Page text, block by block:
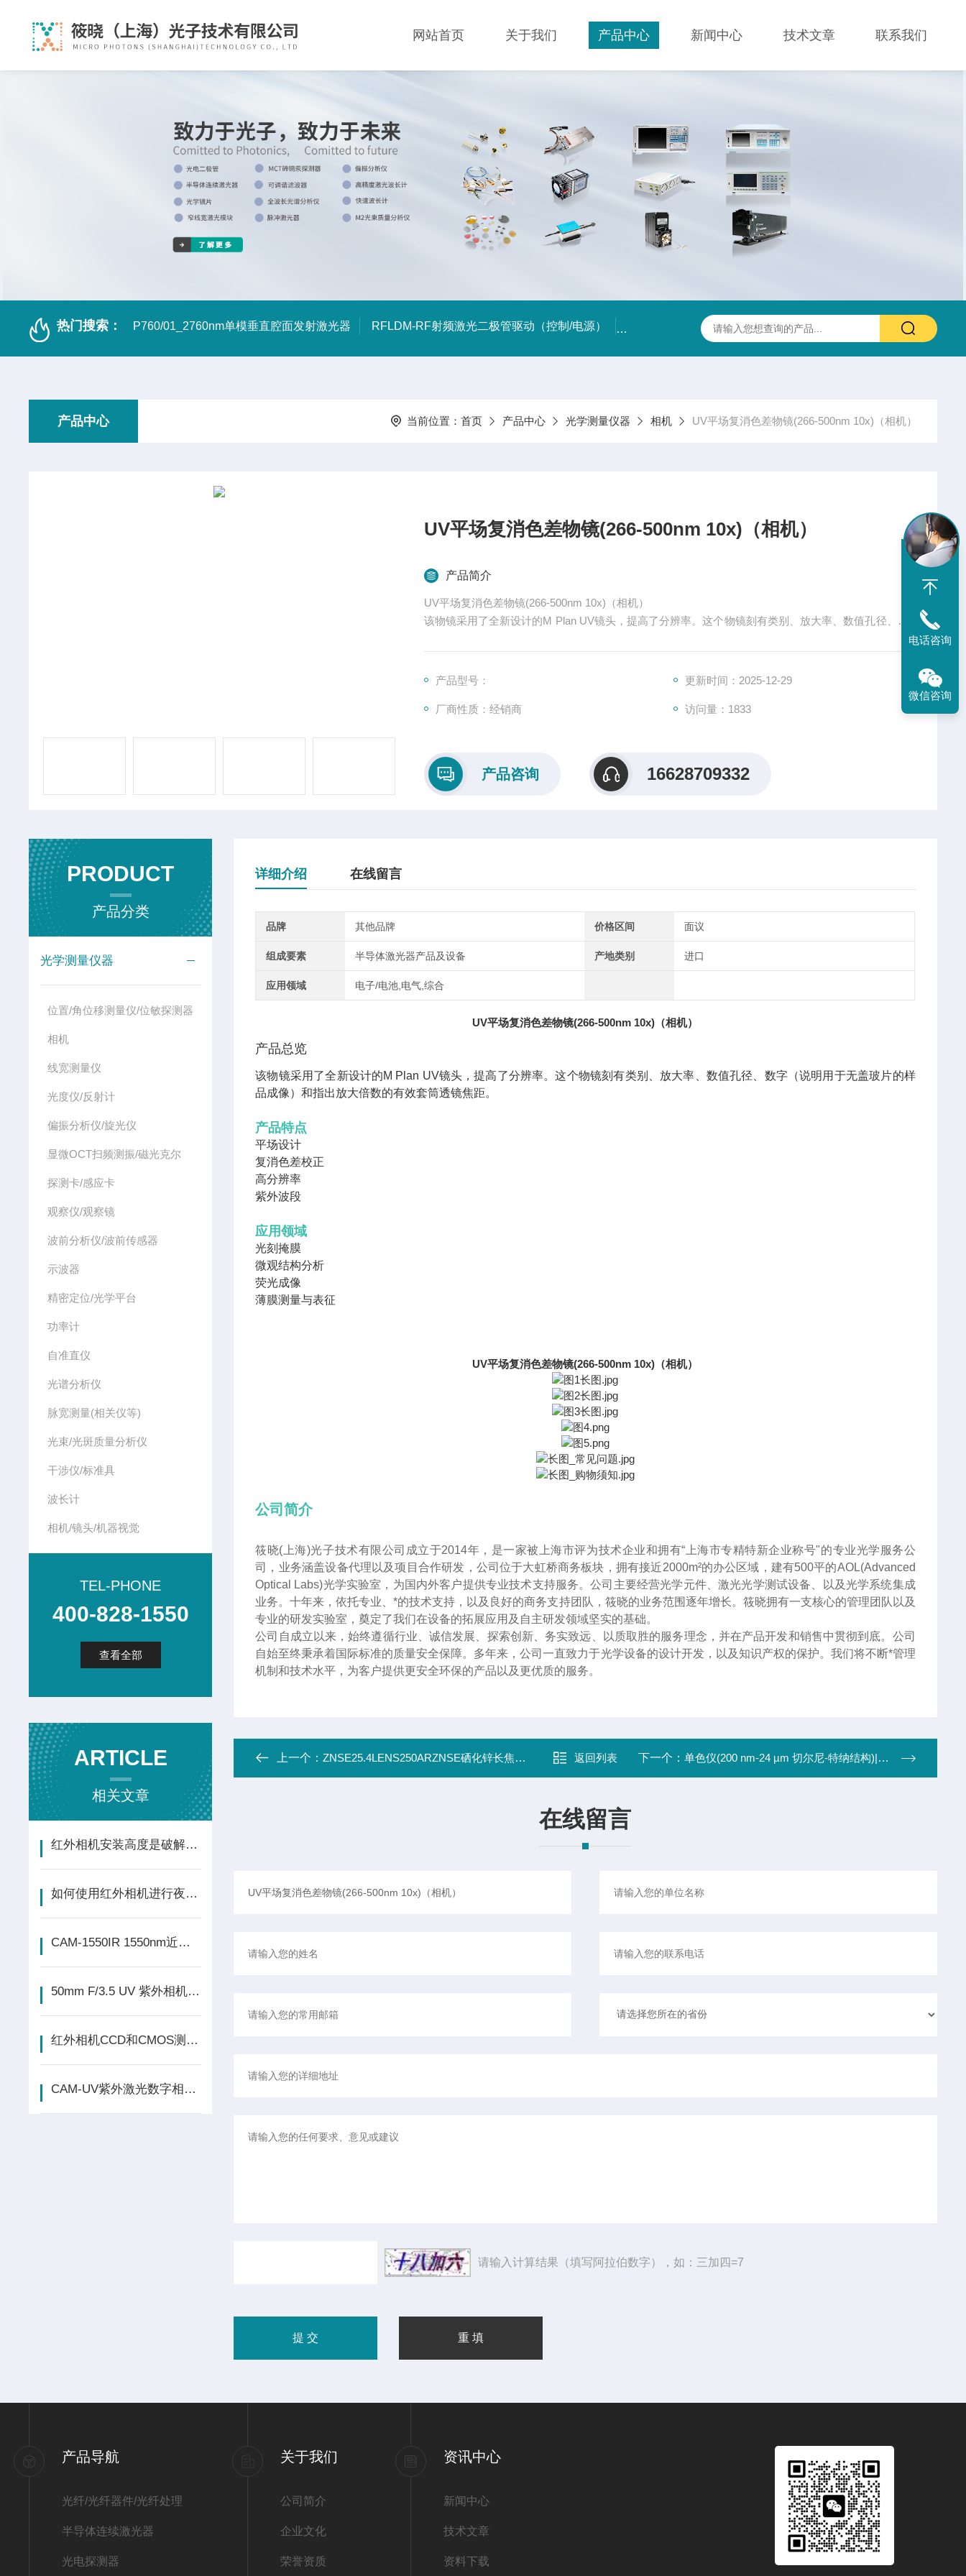
网站首页 关于我们 产品中心 新闻中心 技术文章 联系我们
热门搜索： P760/01_2760nm单模垂直腔面发射激光器 RFLDM-RF射频激光二极管驱动（控制/电源） IR抛光硫化锌(ZnS)多光谱(透明)窗片 0.37-13.5um 25.4X3.0mm（
产品中心 当前位置： 首页 产品中心 光学测量仪器 相机 UV平场复消色差物镜(266-500nm 10x)（相机）
UV平场复消色差物镜(266-500nm 10x)（相机）
产品简介
UV平场复消色差物镜(266-500nm 10x)（相机）
该物镜采用了全新设计的M Plan UV镜头，提高了分辨率。这个物镜刻有类别、放大率、数值孔径、数
产品型号： 更新时间：2025-12-29
厂商性质：经销商 访问量：1833
产品咨询 16628709332
PRODUCT
产品分类
光学测量仪器
位置/角位移测量仪/位敏探测器
相机
线宽测量仪
光度仪/反射计
偏振分析仪/旋光仪
显微OCT扫频测振/磁光克尔
探测卡/感应卡
观察仪/观察镜
波前分析仪/波前传感器
示波器
精密定位/光学平台
功率计
自准直仪
光谱分析仪
脉宽测量(相关仪等)
光束/光斑质量分析仪
干涉仪/标准具
波长计
相机/镜头/机器视觉
TEL-PHONE
400-828-1550
查看全部
ARTICLE
相关文章
红外相机安装高度是破解野生动物监测的黄金法则
如何使用红外相机进行夜间野生动物观察？
CAM-1550IR 1550nm近红外低成本相机 - 筱晓光子新品
50mm F/3.5 UV 紫外相机镜头 参数及透射曲线
红外相机CCD和CMOS测试效果比较
CAM-UV紫外激光数字相机 实验室测试报告
详细介绍 在线留言
品牌 其他品牌 价格区间 面议
组成要素 半导体激光器产品及设备 产地类别 进口
应用领域 电子/电池,电气,综合
UV平场复消色差物镜(266-500nm 10x)（相机）
产品总览
该物镜采用了全新设计的M Plan UV镜头，提高了分辨率。这个物镜刻有类别、放大率、数值孔径、数字（说明用于无盖玻片的样
品成像）和指出放大倍数的有效套筒透镜焦距。
产品特点
平场设计
复消色差校正
高分辨率
紫外波段
应用领域
光刻掩膜
微观结构分析
荧光成像
薄膜测量与表征
UV平场复消色差物镜(266-500nm 10x)（相机）
公司简介
筱晓(上海)光子技术有限公司成立于2014年 ， 是一家被上海市评为技术企业和拥有“上海市专精特新企业称号"的专业光学服务公
司，业务涵盖设备代理以及项目合作研发，公司位于大虹桥商务板块，拥有接近2000m²的办公区域，建有500平的AOL(Advanced
Optical Labs)光学实验室，为国内外客户提供专业技术支持服务。公司主要经营光学元件、激光光学测试设备、以及光学系统集成
业务。十年来 ，依托专业、*的技术支持，以及良好的商务支持团队，筱晓的业务范围逐年增长。筱晓拥有一支核心的管理团队以及
专业的研发实验室，奠定了我们在设备的拓展应用及自主研发领域坚实的基础。
公司自成立以来，始终遵循行业、诚信发展、探索创新、务实致远、以质取胜的服务理念，并在产品开发和销售中贯彻到底。公司
自始至终秉承着国际标准的质量安全保障。多年来，公司一直致力于光学设备的设计开发，以及知识产权的保护。我们将不断*管理
机制和技术水平，为客户提供更安全环保的产品以及更优质的服务。
上一个：ZNSE25.4LENS250ARZNSE硒化锌长焦距平面透镜 （透镜.无源器件） 返回列表 下一个： 单色仪(200 nm-24 µm 切尔尼-特纳结构)|光谱测量
在线留言
请输入计算结果（填写阿拉伯数字），如：三加四=7
产品导航
光纤/光纤器件/光纤处理
半导体连续激光器
光电探测器
关于我们
公司简介
企业文化
荣誉资质
资讯中心
新闻中心
技术文章
资料下载
电话咨询
微信咨询